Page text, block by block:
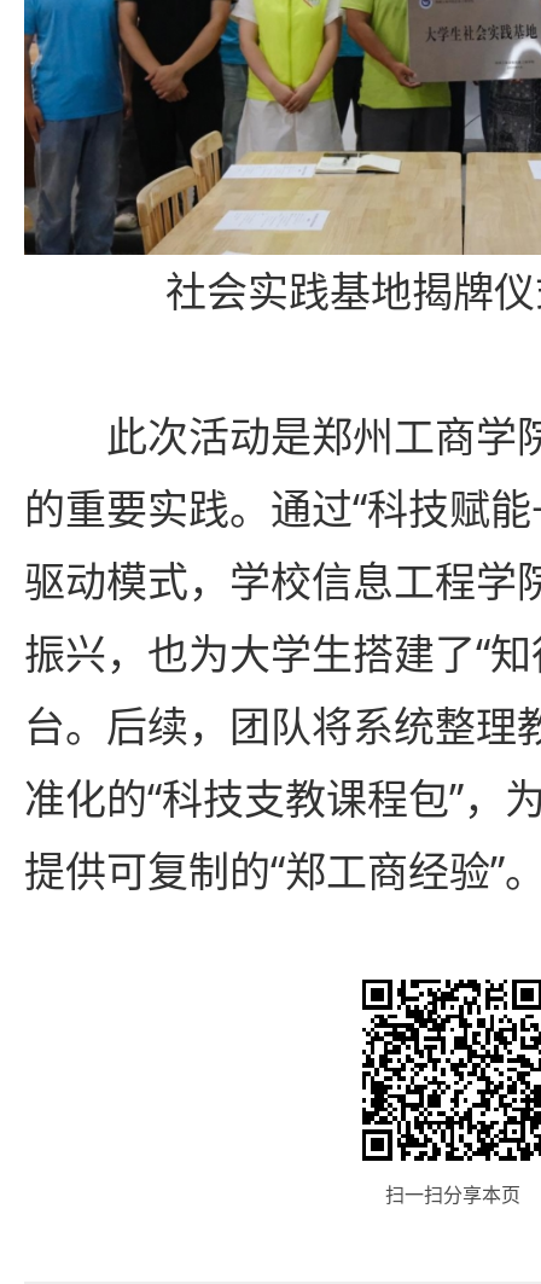
社会实践基地揭牌
此次活动是郑州工商学
的重要实践。通过“科技赋
驱动模式，学校信息工程学
振兴，也为大学生搭建了“
台。后续，团队将系统整理
准化的“科技支教课程包”，
提供可复制的“郑工商经验”
扫一扫分享本页